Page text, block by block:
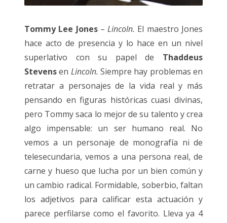
Tommy Lee Jones–Lincoln. El maestro Jones
hace acto de presencia y lo hace en un nivel
superlativo con su papel de Thaddeus
Stevensen Lincoln. Siempre hay problemas en
retratar a personajes de la vida real y más
pensando en figuras históricas cuasi divinas,
pero Tommy saca lo mejor de su talento y crea
algo impensable: un ser humano real. No
vemos a un personaje de monografía ni de
telesecundaria, vemos a una persona real, de
carne y hueso que lucha por un bien común y
un cambio radical. Formidable, soberbio, faltan
los adjetivos para calificar esta actuación y
parece perfilarse como el favorito. Lleva ya 4